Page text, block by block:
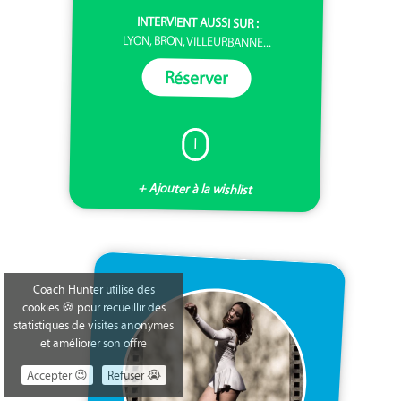
INTERVIENT AUSSI SUR :
LYON, BRON, VILLEURBANNE...
Réserver
I
+ Ajouter à la wishlist
Coach Hunter utilise des
cookies 🍪 pour recueillir des
statistiques de visites anonymes
et améliorer son offre
Accepter 😉
Refuser 😭